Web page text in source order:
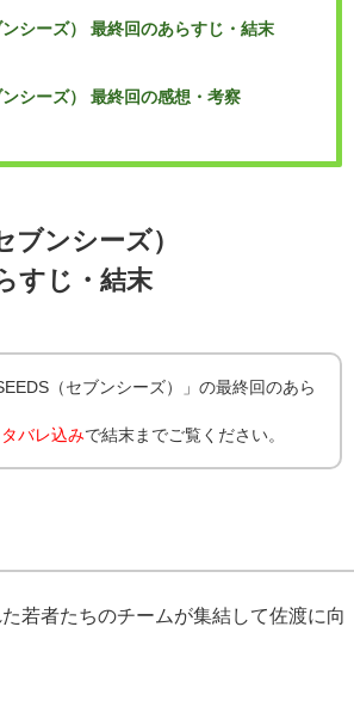
シーズ） 最終回のあらすじ・結末
シーズ） 最終回の感想・考察
ブンシーズ）
すじ・結末
（セブンシーズ）」の最終回のあら
バレ込みで結末までご覧ください。
若者たちのチームが集結して佐渡に向